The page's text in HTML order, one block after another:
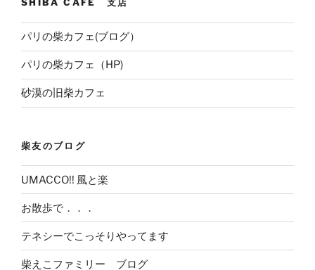
SHIBA CAFE 支店
パリの柴カフェ(ブログ）
パリの柴カフェ（HP)
砂漠の旧柴カフェ
柴友のブログ
UMACCO!! 風と楽
お散歩で．．．
テネシーでこっそりやってます
柴えこファミリー ブログ